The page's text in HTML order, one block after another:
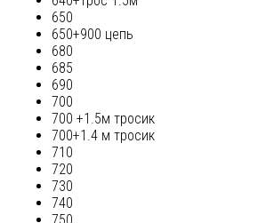
650
650+900 цепь
680
685
690
700
700 +1.5м тросик
700+1.4 м тросик
710
720
730
740